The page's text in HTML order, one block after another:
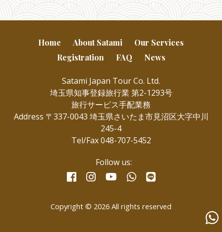
Home About Satami
Our Services
Registration
FAQ News
Satami Japan Tour Co. Ltd.
埼玉県知事登録旅行業 第2-1293号
旅行サービス手配業務
Address 〒337-0043 埼玉県さいたま市見沼区大字中川
245-4
Tel/Fax 048-707-5452
Follow us:
facebookinstagramyoutubewhatsapp
Copyright © 2026 All rights reserved
us